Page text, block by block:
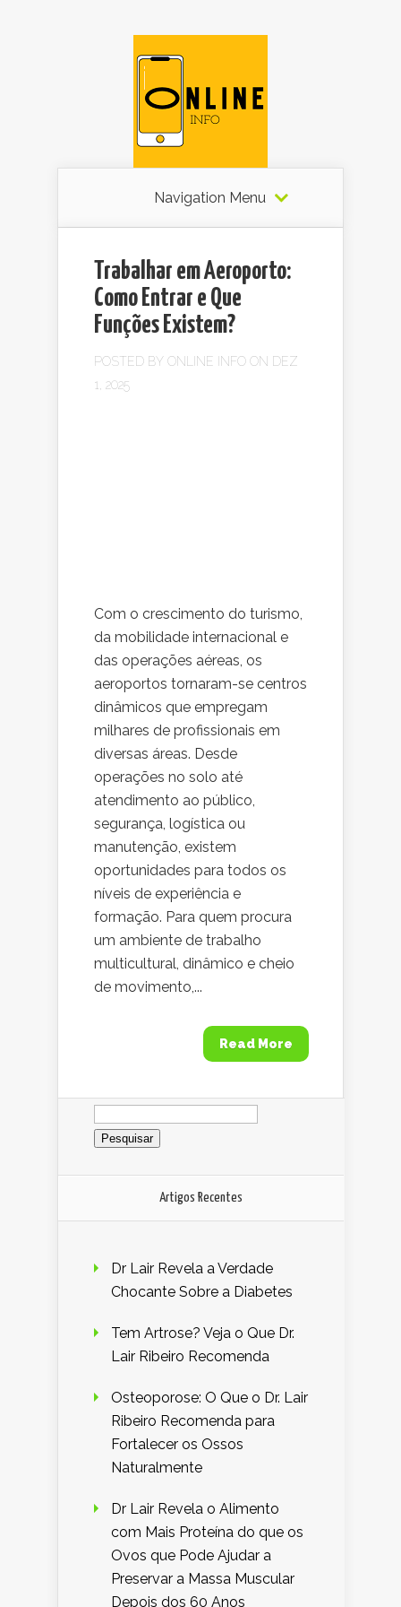
Navigation Menu
Trabalhar em Aeroporto:
Como Entrar e Que
Funções Existem?
POSTED BY ONLINE INFO ON DEZ
1, 2025
Com o crescimento do turismo,
da mobilidade internacional e
das operações aéreas, os
aeroportos tornaram-se centros
dinâmicos que empregam
milhares de profissionais em
diversas áreas. Desde
operações no solo até
atendimento ao público,
segurança, logística ou
manutenção, existem
oportunidades para todos os
níveis de experiência e
formação. Para quem procura
um ambiente de trabalho
multicultural, dinâmico e cheio
de movimento,...
Read More
Pesquisar
por:
Artigos Recentes
Dr Lair Revela a Verdade
Chocante Sobre a Diabetes
Tem Artrose? Veja o Que Dr.
Lair Ribeiro Recomenda
Osteoporose: O Que o Dr. Lair
Ribeiro Recomenda para
Fortalecer os Ossos
Naturalmente
Dr Lair Revela o Alimento
com Mais Proteína do que os
Ovos que Pode Ajudar a
Preservar a Massa Muscular
Depois dos 60 Anos